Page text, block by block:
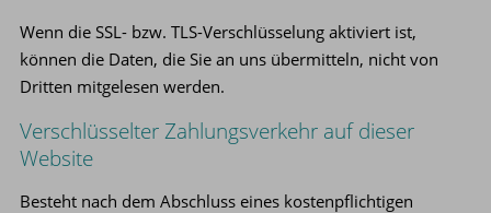
Wenn die SSL- bzw. TLS-Verschlüsselung aktiviert ist,
können die Daten, die Sie an uns übermitteln, nicht von
Dritten mitgelesen werden.
Verschlüsselter Zahlungsverkehr auf dieser
Website
Besteht nach dem Abschluss eines kostenpflichtigen